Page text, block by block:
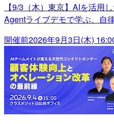
【9/3（木）東京】AIを活用
Agentライブデモで学ぶ、自
開催前2026年9月3日(木)